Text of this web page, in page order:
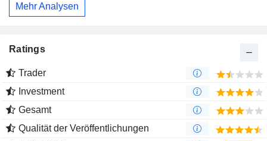
Mehr Analysen
Ratings
Trader
Investment
Gesamt
Qualität der Veröffentlichungen